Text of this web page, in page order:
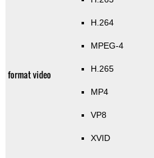
format video
H.264
MPEG-4
H.265
MP4
VP8
XVID